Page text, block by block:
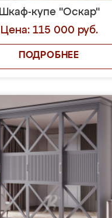
Шкаф-купе "Оскар"
Цена: 115 000 руб.
ПОДРОБНЕЕ